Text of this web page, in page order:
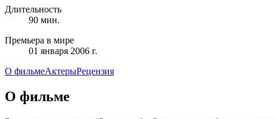
Длительность
90 мин.
Премьера в мире
01 января 2006 г.
О фильмеАктерыРецензия
О фильме